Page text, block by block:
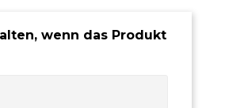
wenn das Produkt